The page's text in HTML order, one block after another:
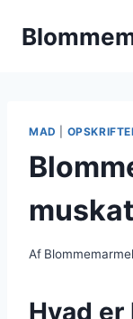
MAD
Af
Hvad